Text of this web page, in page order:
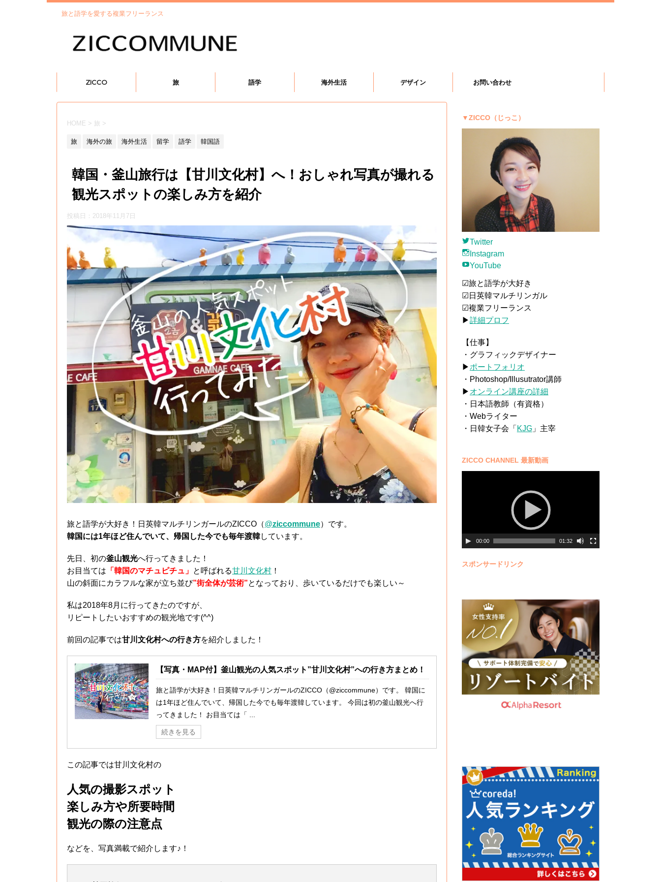
旅と語学を愛する複業フリーランス
ZICCO 旅 語学 海外生活 デザイン お問い合わせ
HOME > 旅 >
旅 海外の旅 海外生活 留学 語学 韓国語
韓国・釜山旅行は【甘川文化村】へ！おしゃれ写真が撮れる
観光スポットの楽しみ方を紹介
投稿日： 2018年11月7日
旅と語学が大好き！日英韓マルチリンガールのZICCO（@ziccommune）です。
韓国には1年ほど住んでいて、帰国した今でも毎年渡韓しています。
先日、初の釜山観光へ行ってきました！
お目当ては 「韓国のマチュピチュ」 と呼ばれる甘川文化村 ！
山の斜面にカラフルな家が立ち並び”街全体が芸術”となっており、歩いているだけでも楽しい～
私は2018年8月に行ってきたのですが、
リピートしたいおすすめの観光地です(^^)
前回の記事では甘川文化村への行き方を紹介しました！
【写真・MAP付】釜山観光の人気スポット”甘川文化村”への行き方まとめ！
旅と語学が大好き！日英韓マルチリンガールのZICCO（@ziccommune）です。 韓国に
は1年ほど住んでいて、帰国した今でも毎年渡韓しています。 今回は初の釜山観光へ行
ってきました！ お目当ては「 ...
続きを見る
この記事では甘川文化村の
人気の撮影スポット
楽しみ方や所要時間
観光の際の注意点
などを、写真満載で紹介します♪！
▼ZICCO（じっこ）
Twitter
Instagram
YouTube
☑旅と語学が大好き
☑日英韓マルチリンガル
☑複業フリーランス
▶詳細プロフ
【仕事】
・グラフィックデザイナー
▶ ポートフォリオ
・Photoshop/Illusutrator講師
▶ オンライン講座の詳細
・日本語教師（有資格）
・Webライター
・日韓女子会「 KJG 」主宰
ZICCO CHANNEL 最新動画
ー
00:00 01:32
スポンサードリンク